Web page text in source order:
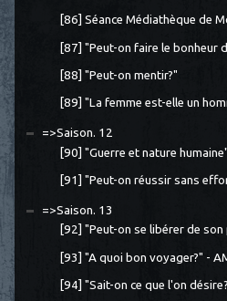
[86] Séance Médiathèque de
[87] "Peut-on faire le bonheur
[88] "Peut-on mentir?"
[89] "La femme est-elle un
=>Saison. 12
[90] "Guerre et nature humaine"
[91] "Peut-on réussir sans
=>Saison. 13
[92] "Peut-on se libérer de son
[93] "A quoi bon voyager?" -
[94] "Sait-on ce que l'on